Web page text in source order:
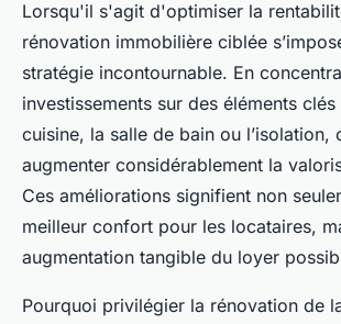
Lorsqu'il s'agit d'optimiser la
rénovation immobilière ciblée
stratégie incontournable. En
investissements sur des éléments
cuisine, la salle de bain ou l’isolation,
augmenter considérablement la
Ces améliorations signifient non
meilleur confort pour les locataires,
augmentation tangible du loyer
Pourquoi privilégier la rénovation de